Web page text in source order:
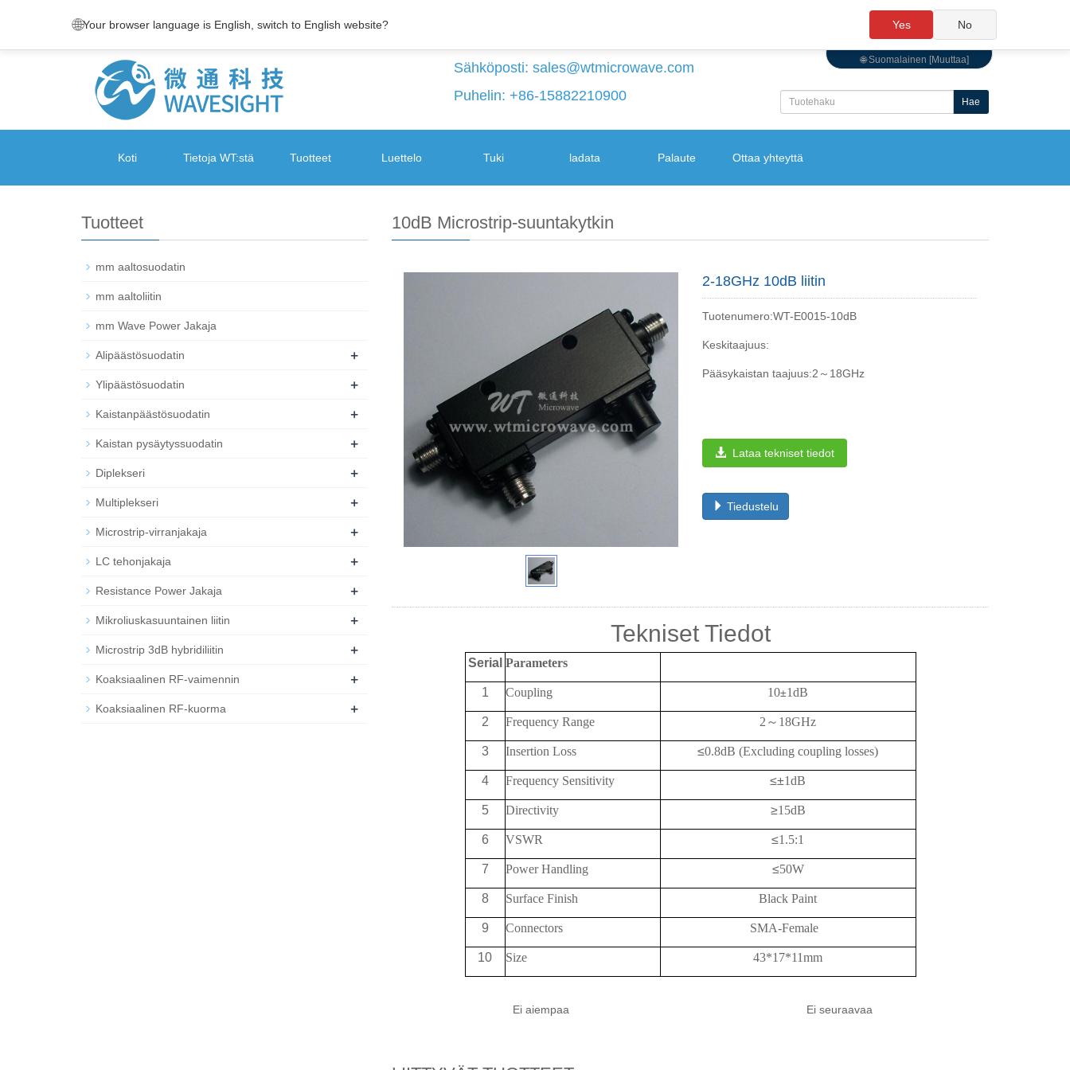
🌐 Suomalainen [Muuttaa]
Sähköposti: sales@wtmicrowave.com
Puhelin: +86-15882210900
Hae
Koti Tietoja WT:stä Tuotteet Luettelo Tuki ladata Palaute Ottaa yhteyttä
10dB Microstrip-suuntakytkin
2-18GHz 10dB liitin
Tuotenumero:WT-E0015-10dB
Keskitaajuus:
Pääsykaistan taajuus:2～18GHz
Lataa tekniset tiedot
Tiedustelu
Tekniset Tiedot
Serial Parameters
1 Coupling 10±1dB
2 FrequencyRange 2 ～ 18GHz
3 Insertion Loss ≤0.8dB (Excluding coupling losses)
4 Frequency Sensitivity ≤±1dB
5 Directivity ≥15dB
6 VSWR ≤1.5:1
7 Power Handling ≤50W
8 Surface Finish Black Paint
9 Connectors SMA-Female
10 Size 43*17*11mm
Ei aiempaa Ei seuraavaa
Tuotteet
mm aaltosuodatin
mm aaltoliitin
mm Wave Power Jakaja
Alipäästösuodatin +
Ylipäästösuodatin +
Kaistanpäästösuodatin +
Kaistan pysäytyssuodatin +
Diplekseri +
Multiplekseri +
Microstrip-virranjakaja +
LC tehonjakaja +
Resistance Power Jakaja +
Mikroliuskasuuntainen liitin +
Microstrip 3dB hybridiliitin +
Koaksiaalinen RF-vaimennin +
Koaksiaalinen RF-kuorma +
🌐Your browser language is English, switch to English website? Yes No